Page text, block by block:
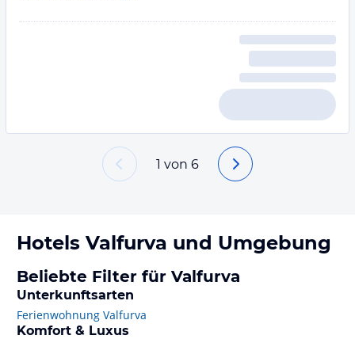
1 von 6
Hotels Valfurva und Umgebung
Beliebte Filter für Valfurva
Unterkunftsarten
Ferienwohnung Valfurva
Komfort & Luxus